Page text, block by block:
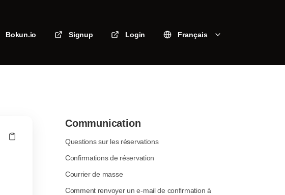
Bokun.io Signup Login Français
Communication
Questions sur les réservations
Confirmations de réservation
Courrier de masse
Comment renvoyer un e-mail de confirmation à